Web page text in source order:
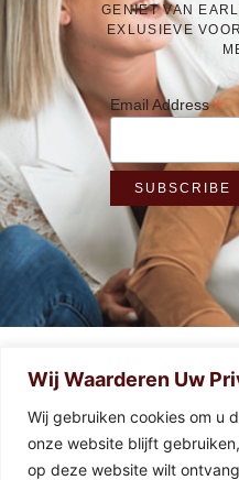
Wij Waarderen Uw
Wij gebruiken cookies om u
onze website blijft
op deze website wilt
GENIET VAN
EXLUSIEVE
Email Address*